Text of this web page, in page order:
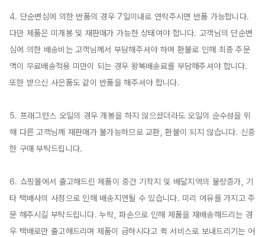
4. 단순변심에 의한 반품의 경우 7일이내로 연락주시면 반품 가능합니다.
다만 제품은 미개봉 및 재판매가 가능한 상태여야 합니다. 고객님의 단순변
심에 의한 배송비는 고객님께서 부담해주셔야 하며 환불로 인해 최종 주문
액이 무료배송적용 미만이 되는 경우 왕복배송료를 부담해주셔야 합니다.
또한 받으신 사은품도 같이 반품을 해주셔야 합니다.
5. 프래그런스 오일의 경우 개봉을 하지 않으셨더라도 오일의 순수성을 위
해 다른 고객님께 재판매가 불가능하므로 교환, 환불이 되지 않습니다. 신중
한 구매 부탁드립니다.
6. 쇼핑몰에서 출고해드린 제품이 중간 기착지 및 배달지역의 물량증가, 기
타 택배사의 사정으로 인해 배송지연될 수 있습니다. 미리 여유를 가지고 주
문 해주시길 부탁드립니다. 누락, 파손으로 인해 제품을 재배송해드리는 경
우 택배로만 출고해드리며 제품이 급하시다고 퀵 서비스로 보내드리기는 어